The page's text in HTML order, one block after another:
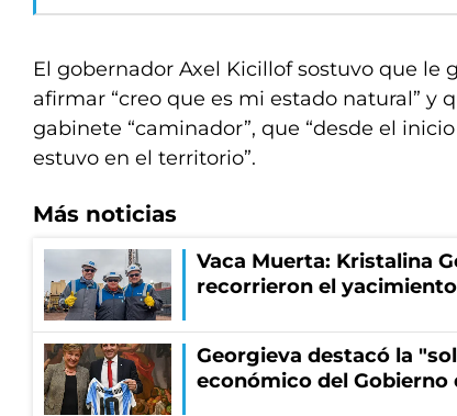
El gobernador Axel Kicillof sostuvo que le
afirmar “creo que es mi estado natural” y
gabinete “caminador”, que “desde el
estuvo en el territorio”.
Más noticias
Vaca Muerta: Kristalina
recorrieron el
Georgieva destacó la
económico del Gobierno